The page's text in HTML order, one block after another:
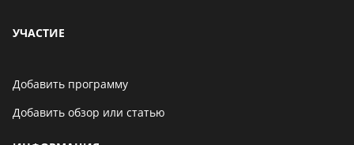
УЧАСТИЕ
Добавить программу
Добавить обзор или статью